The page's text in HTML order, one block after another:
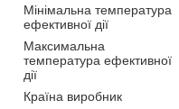
Мінімальна температура
ефективної дії
Максимальна
температура ефективної
дії
Країна виробник